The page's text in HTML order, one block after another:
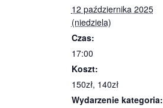
12 października 2025
(niedziela)
Czas:
17:00
Koszt:
150zł, 140zł
Wydarzenie kategoria: